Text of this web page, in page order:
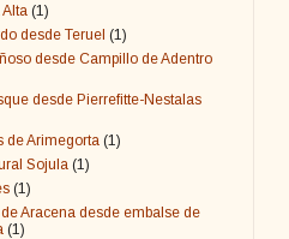
(1)
desde Teruel (1)
desde Campillo de Adentro
desde Pierrefitte-Nestalas
de Arimegorta (1)
Sojula (1)
(1)
Aracena desde embalse de
(1)